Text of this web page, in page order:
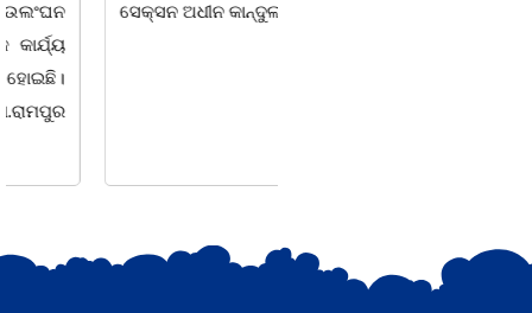
ସେକ୍ସନ ଅଧୀନ କାନ୍ଦୁଲଝର